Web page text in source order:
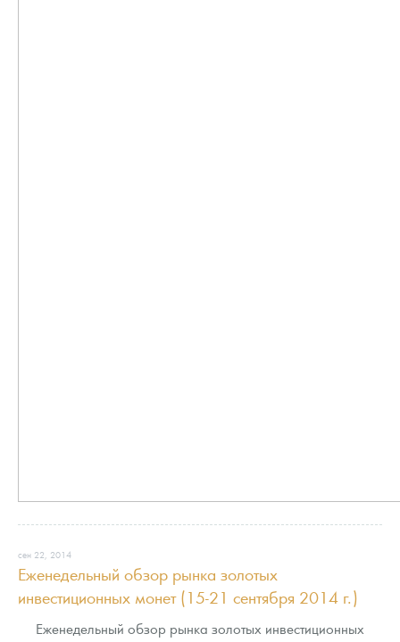
сен 22, 2014
Еженедельный обзор рынка золотых
инвестиционных монет (15-21 сентября 2014 г.)
Еженедельный обзор рынка золотых инвестиционных